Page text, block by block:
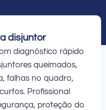
disjuntor
diagnóstico rápido
queimados,
falhas no quadro,
Profissional
proteção do